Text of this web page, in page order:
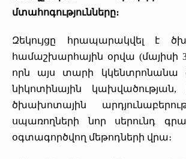
մտահոգությունները։
Զեկույցը հրապարակվել է
համաշխարհային օրվա (մայիսի
որն այս տարի
նիկոտինային
ծխախոտային
սպառողների նոր սերունդ
օգտագործվող մեթոդների վրա։